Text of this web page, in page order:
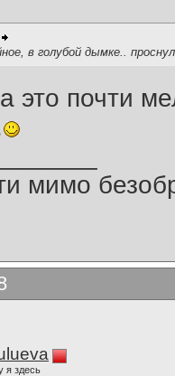
в голубой дымке..
это почти
мимо
я здесь